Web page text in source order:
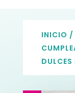
INICIO /